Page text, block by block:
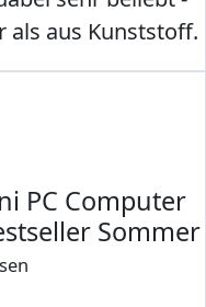
als aus Kunststoff.
PC Computer
Sommer